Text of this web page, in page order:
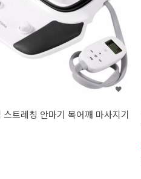
트레칭 안마기 목어깨 마사지기